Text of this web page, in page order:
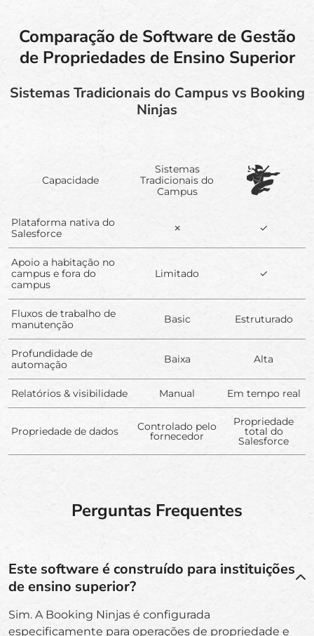
Comparação de Software de Gestão
de Propriedades de Ensino Superior
Sistemas Tradicionais do Campus vs Booking
Ninjas
Capacidade
Sistemas
Tradicionais do
Campus
Plataforma nativa do
Salesforce
✗ ✓
Apoio a habitação no
campus e fora do
campus
Limitado ✓
Fluxos de trabalho de
manutenção
Basic Estruturado
Profundidade de
automação
Baixa Alta
Relatórios & visibilidade Manual Em tempo real
Propriedade de dados Controlado pelo
fornecedor
Propriedade
total do
Salesforce
Perguntas Frequentes
Este software é construído para instituições
de ensino superior?
Sim. A Booking Ninjas é configurada
especificamente para operações de propriedade e